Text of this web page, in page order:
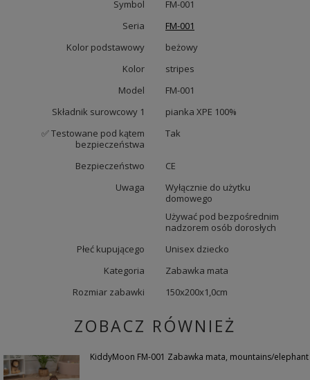
Symbol
FM-001
Seria
FM-001
Kolor podstawowy
beżowy
Kolor
stripes
Model
FM-001
Składnik surowcowy 1
pianka XPE 100%
✅ Testowane pod kątem
bezpieczeństwa
Tak
Bezpieczeństwo
CE
Uwaga
Wyłącznie do użytku
domowego
Używać pod bezpośrednim
nadzorem osób dorosłych
Płeć kupującego
Unisex dziecko
Kategoria
Zabawka mata
Rozmiar zabawki
150x200x1,0cm
ZOBACZ RÓWNIEŻ
KiddyMoon FM-001 Zabawka mata, mountains/elephant